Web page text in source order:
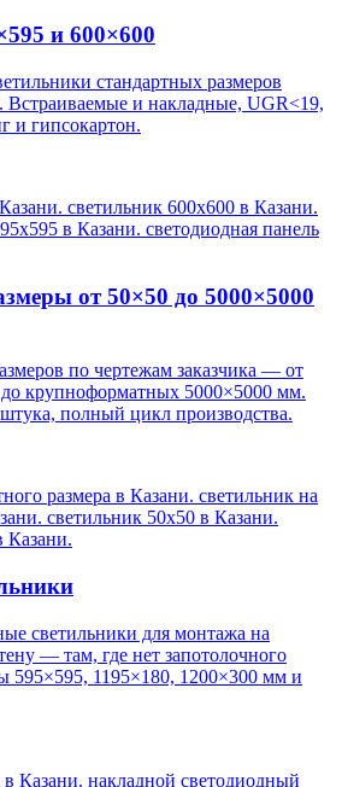
и 600×600
стандартных размеров
Встраиваемые и накладные, UGR<19,
и гипсокартон.
светильник 600х600 в Казани.
в Казани. светодиодная панель
от 50×50 до 5000×5000
по чертежам заказчика — от
крупноформатных 5000×5000 мм.
полный цикл производства.
размера в Казани. светильник на
светильник 50х50 в Казани.
Казани.
светильники для монтажа на
— там, где нет запотолочного
595×595, 1195×180, 1200×300 мм и
Казани. накладной светодиодный